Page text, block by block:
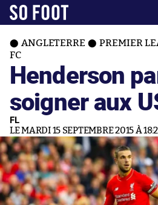
ANGLETERRE PREMIER
FC
Henderson
soigner aux
FL
LE MARDI 15 SEPTEMBRE 2015 À